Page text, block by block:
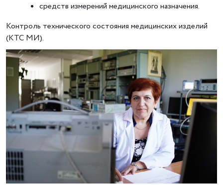
средств измерений медицинского назначения.
Контроль технического состояния медицинских изделий
(КТС МИ).